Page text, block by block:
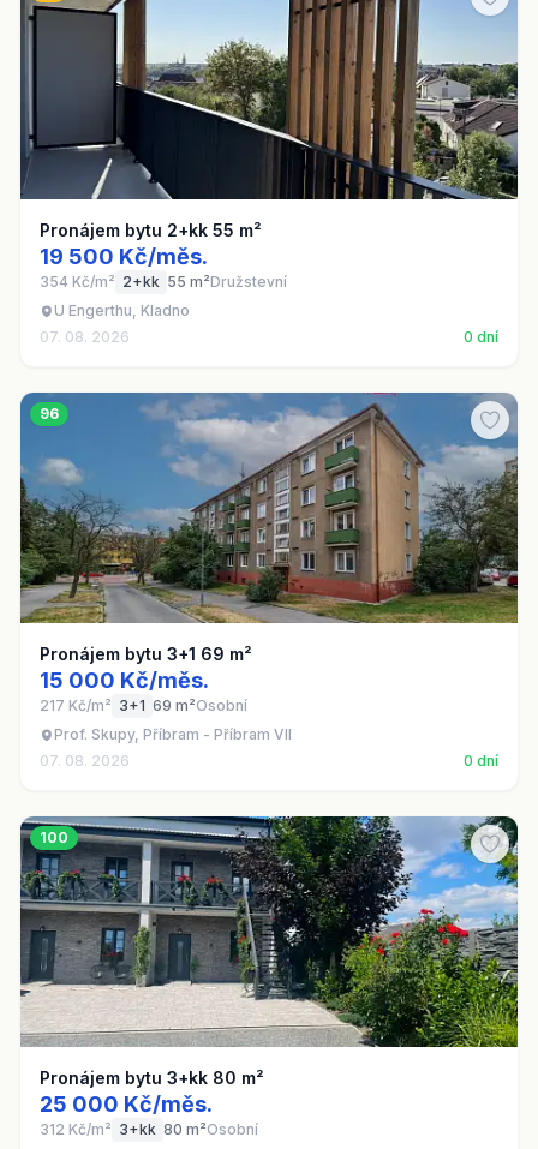
Pronájem bytu 2+kk 55 m²
19 500 Kč/měs.
354 Kč/m² 2+kk 55 m²Družstevní
U Engerthu, Kladno
07. 08. 2026
0 dní
96
Pronájem bytu 3+1 69 m²
15 000 Kč/měs.
217 Kč/m² 3+1 69 m²Osobní
Prof. Skupy, Příbram - Příbram VII
07. 08. 2026
0 dní
100
Pronájem bytu 3+kk 80 m²
25 000 Kč/měs.
312 Kč/m² 3+kk 80 m²Osobní